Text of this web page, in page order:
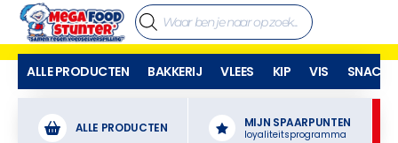
ALLE PRODUCTEN BAKKERIJ VLEES KIP VIS SNACKS
ALLE PRODUCTEN MIJN SPAARPUNTEN
loyaliteitsprogramma